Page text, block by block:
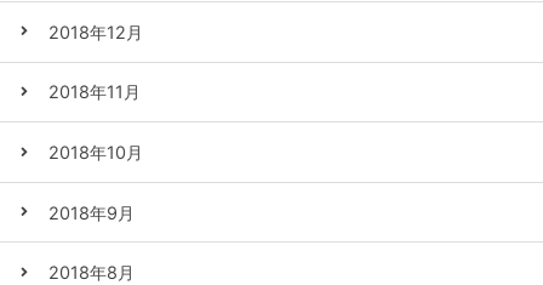
2018年12月
2018年11月
2018年10月
2018年9月
2018年8月